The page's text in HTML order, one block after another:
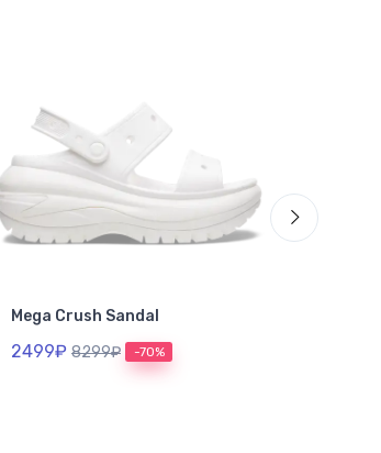
Mega Crush Sandal
2499₽ 8299₽ -70%